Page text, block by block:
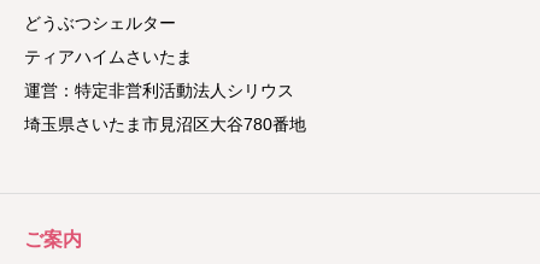
どうぶつシェルター
ティアハイムさいたま
運営：特定非営利活動法人シリウス
埼玉県さいたま市見沼区大谷780番地
ご案内